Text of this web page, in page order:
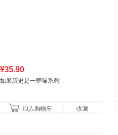
¥35.90
如果历史是一群喵系列
加入购物车 收藏